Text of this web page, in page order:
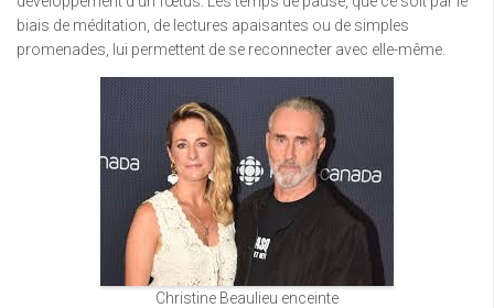
biais de méditation, de lectures apaisantes ou de simples
promenades, lui permettent de se reconnecter avec elle-même.
Christine Beaulieu enceinte